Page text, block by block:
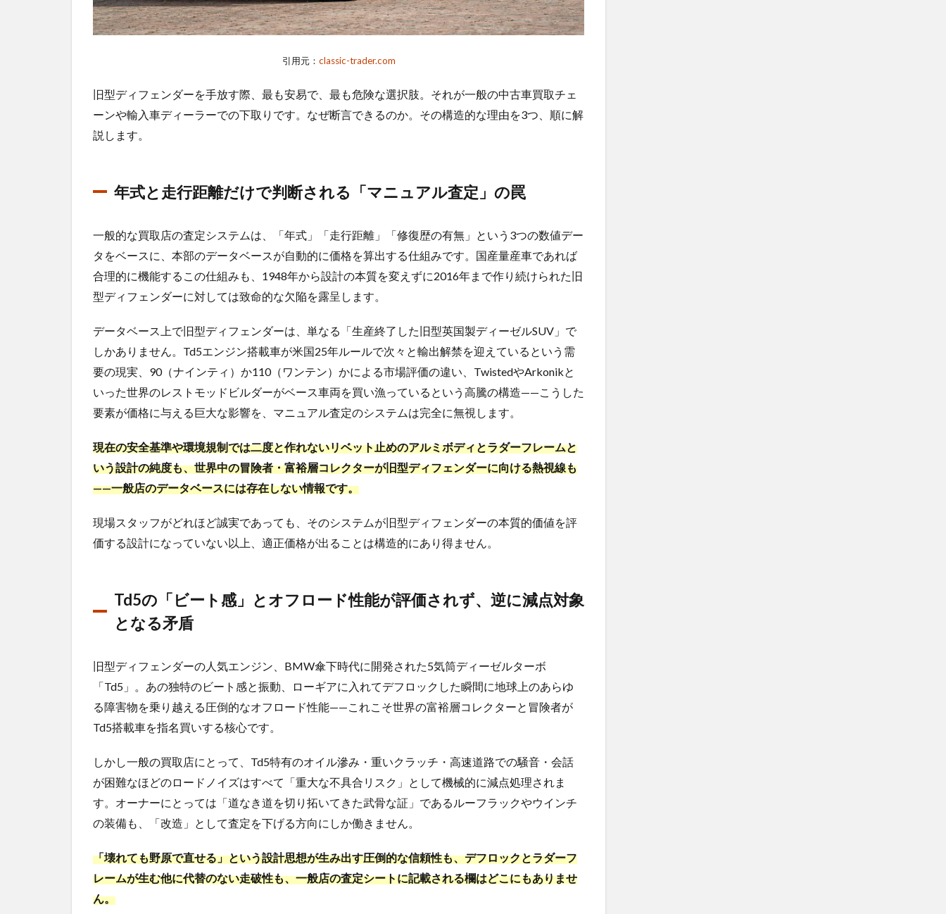
年式
と走
行距
され
る
ニュ
定」
の罠
Td5
の
「ビ
ート
感」
フロ
ード
性能
が評
価さ
ず、
減点
対象
とな
る矛
1.3
最も怖
（後か
らの減
額）」
2
ラン
ドロ
ーバ
ーデ
ェン
ダー
型)
を最
で売
めの
「専
引用元： classic-trader.com
旧型ディフェンダーを手放す際、最も安易で、最も危険な選択肢。それが一般の中古車買取チェ
ーンや輸入車ディーラーでの下取りです。なぜ断言できるのか。その構造的な理由を3つ、順に解
説します。
年式と走行距離だけで判断される「マニュアル査定」の罠
一般的な買取店の査定システムは、「年式」「走行距離」「修復歴の有無」という3つの数値デー
タをベースに、本部のデータベースが自動的に価格を算出する仕組みです。国産量産車であれば
合理的に機能するこの仕組みも、1948年から設計の本質を変えずに2016年まで作り続けられた旧
型ディフェンダーに対しては致命的な欠陥を露呈します。
データベース上で旧型ディフェンダーは、単なる「生産終了した旧型英国製ディーゼルSUV」で
しかありません。Td5エンジン搭載車が米国25年ルールで次々と輸出解禁を迎えているという需
要の現実、90（ナインティ）か110（ワンテン）かによる市場評価の違い、TwistedやArkonikと
いった世界のレストモッドビルダーがベース車両を買い漁っているという高騰の構造——こうした
要素が価格に与える巨大な影響を、マニュアル査定のシステムは完全に無視します。
現在の安全基準や環境規制では二度と作れないリベット止めのアルミボディとラダーフレームと
いう設計の純度も、世界中の冒険者・富裕層コレクターが旧型ディフェンダーに向ける熱視線も
——一般店のデータベースには存在しない情報です。
現場スタッフがどれほど誠実であっても、そのシステムが旧型ディフェンダーの本質的価値を評
価する設計になっていない以上、適正価格が出ることは構造的にあり得ません。
Td5の「ビート感」とオフロード性能が評価されず、逆に減点対象
となる矛盾
旧型ディフェンダーの人気エンジン、BMW傘下時代に開発された5気筒ディーゼルターボ
「Td5」。あの独特のビート感と振動、ローギアに入れてデフロックした瞬間に地球上のあらゆ
る障害物を乗り越える圧倒的なオフロード性能——これこそ世界の富裕層コレクターと冒険者が
Td5搭載車を指名買いする核心です。
しかし一般の買取店にとって、Td5特有のオイル滲み・重いクラッチ・高速道路での騒音・会話
が困難なほどのロードノイズはすべて「重大な不具合リスク」として機械的に減点処理されま
す。オーナーにとっては「道なき道を切り拓いてきた武骨な証」であるルーフラックやウインチ
の装備も、「改造」として査定を下げる方向にしか働きません。
「壊れても野原で直せる」という設計思想が生み出す圧倒的な信頼性も、デフロックとラダーフ
レームが生む他に代替のない走破性も、一般店の査定シートに記載される欄はどこにもありませ
ん。